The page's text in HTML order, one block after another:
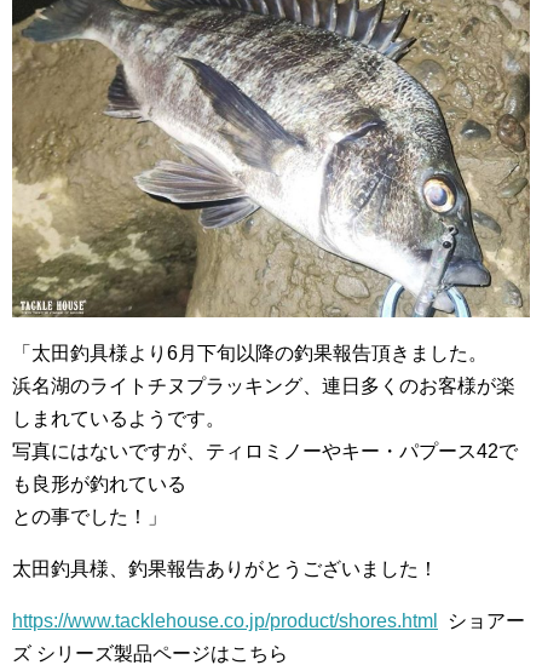
「太田釣具様より6月下旬以降の釣果報告頂きました。
浜名湖のライトチヌプラッキング、連日多くのお客様が楽
しまれているようです。
写真にはないですが、ティロミノーやキー・パプース42で
も良形が釣れている
との事でした！」
太田釣具様、釣果報告ありがとうございました！
https://www.tacklehouse.co.jp/product/shores.html
ショアー
ズ シリーズ製品ページはこちら